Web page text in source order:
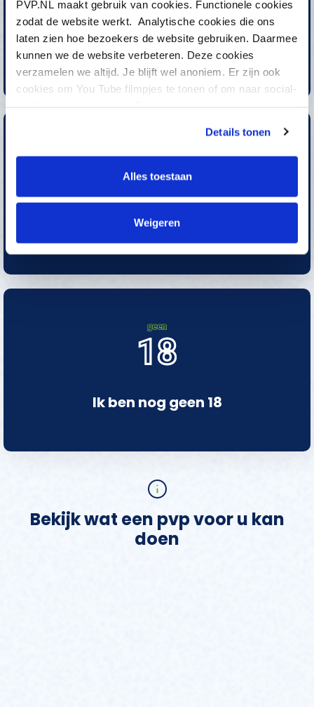
PVP.NL maakt gebruik van cookies. Functionele cookies
zodat de website werkt. Analytische cookies die ons
laten zien hoe bezoekers de website gebruiken. Daarmee
kunnen we de website verbeteren. Deze cookies
verzamelen we altijd. Je blijft wel anoniem. Er zijn ook
cookies om You Tube filmpjes te tonen of om naar social-
informatie. LET OP, om te kunnen chatten moet u de
cookies accepteren. U kunt altijd anoniem chatten.
Details tonen
Alles toestaan
Weigeren
Ik krijg verplichte zorg
Ik heb een klacht
Ik ben nog geen 18
Bekijk wat een pvp voor u kan
doen